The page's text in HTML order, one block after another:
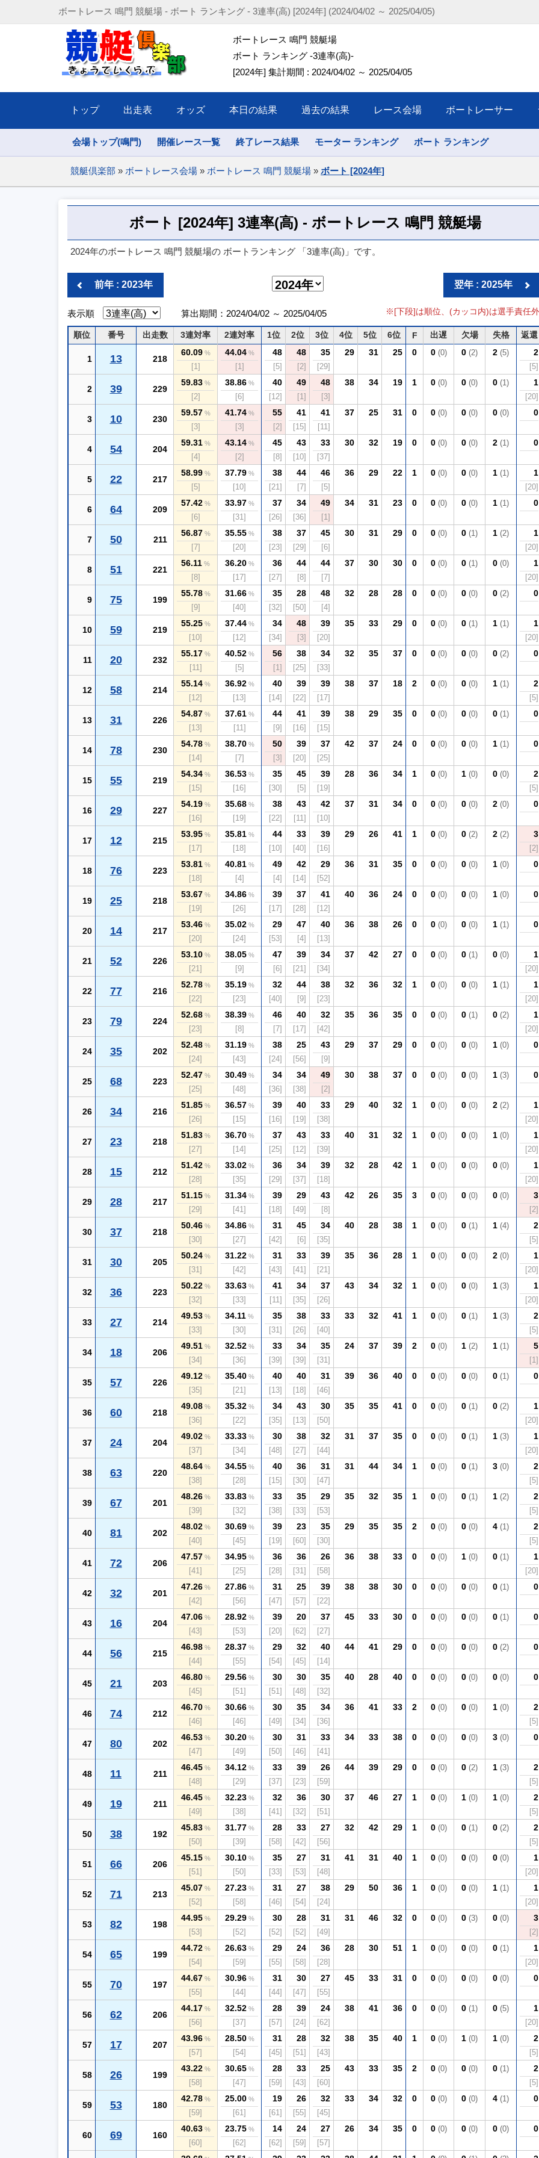
ボートレース 鳴門 競艇場 - ボート ランキング - 3連率(高) [2024年] (2024/04/02 ～ 2025/04/05)
ボートレース 鳴門 競艇場
ボート ランキング -3連率(高)-
[2024年] 集計期間 : 2024/04/02 ～ 2025/04/05
トップ 出走表 オッズ 本日の結果 過去の結果 レース会場 ボートレーサー
会場トップ(鳴門) 開催レース一覧 終了レース結果 モーター ランキング ボート ランキング
競艇倶楽部 » ボートレース会場 » ボートレース 鳴門 競艇場 » ボート [2024年]
ボート [2024年] 3連率(高) - ボートレース 鳴門 競艇場
2024年のボートレース 鳴門 競艇場の ボートランキング 「3連率(高)」です。
前年 : 2023年 翌年 : 2025年
表示順 算出期間：2024/04/02 ～ 2025/04/05 ※[下段]は順位、(カッコ内)は選手責任外
順位 番号 出走数 3連対率 2連対率 1位 2位 3位 4位 5位 6位 F 出遅 欠場 失格 返還
1 13 218
60.09%
[1]
44.04%
[1]
48
[5]
48
[2]
35
[29]
29 31 25 0 0(0) 0 (2) 2 (5) 2
[5]
2 39 229
59.83%
[2]
38.86%
[6]
40
[12]
49
[1]
48
[3]
38 34 19 1 0(0) 0 (0) 0 (1) 1
[20]
3 10 230
59.57%
[3]
41.74%
[3]
55
[2]
41
[15]
41
[11]
37 25 31 0 0(0) 0 (0) 0 (0) 0
4 54 204
59.31%
[4]
43.14%
[2]
45
[8]
43
[10]
33
[37]
30 32 19 0 0(0) 0 (0) 2 (1) 0
5 22 217
58.99%
[5]
37.79%
[10]
38
[21]
44
[7]
46
[5]
36 29 22 1 0(0) 0 (0) 1 (1) 1
[20]
6 64 209
57.42%
[6]
33.97%
[31]
37
[26]
34
[36]
49
[1]
34 31 23 0 0(0) 0 (0) 1 (1) 0
7 50 211
56.87%
[7]
35.55%
[20]
38
[23]
37
[29]
45
[6]
30 31 29 0 0(0) 0 (1) 1 (2) 1
[20]
8 51 221
56.11 %
[8]
36.20%
[17]
36
[27]
44
[8]
44
[7]
37 30 30 0 0(0) 0 (1) 0 (0) 1
[20]
9 75 199
55.78%
[9]
31.66%
[40]
35
[32]
28
[50]
48
[4]
32 28 28 0 0(0) 0 (0) 0 (2) 0
10 59 219
55.25%
[10]
37.44%
[12]
34
[34]
48
[3]
39
[20]
35 33 29 0 0(0) 0 (1) 1 (1) 1
[20]
11 20 232
55.17%
[11]
40.52%
[5]
56
[1]
38
[25]
34
[33]
32 35 37 0 0(0) 0 (0) 0 (2) 0
12 58 214
55.14%
[12]
36.92%
[13]
40
[14]
39
[22]
39
[17]
38 37 18 2 0(0) 0 (0) 1 (1) 2
[5]
13 31 226
54.87%
[13]
37.61%
[11]
44
[9]
41
[16]
39
[15]
38 29 35 0 0(0) 0 (0) 0 (1) 0
14 78 230
54.78%
[14]
38.70%
[7]
50
[3]
39
[20]
37
[25]
42 37 24 0 0(0) 0 (0) 1 (1) 0
15 55 219
54.34%
[15]
36.53%
[16]
35
[30]
45
[5]
39
[19]
28 36 34 1 0(0) 1 (0) 0 (0) 2
[5]
16 29 227
54.19%
[16]
35.68%
[19]
38
[22]
43
[11]
42
[10]
37 31 34 0 0(0) 0 (0) 2 (0) 0
17 12 215
53.95%
[17]
35.81%
[18]
44
[10]
33
[40]
39
[16]
29 26 41 1 0(0) 0 (2) 2 (2) 3
[2]
18 76 223
53.81%
[18]
40.81%
[4]
49
[4]
42
[14]
29
[52]
36 31 35 0 0(0) 0 (0) 1 (0) 0
19 25 218
53.67%
[19]
34.86%
[26]
39
[17]
37
[28]
41
[12]
40 36 24 0 0(0) 0 (0) 1 (0) 0
20 14 217
53.46%
[20]
35.02%
[24]
29
[53]
47
[4]
40
[13]
36 38 26 0 0(0) 0 (0) 1 (1) 0
21 52 226
53.10%
[21]
38.05%
[9]
47
[6]
39
[21]
34
[34]
37 42 27 0 0(0) 0 (1) 0 (0) 1
[20]
22 77 216
52.78%
[22]
35.19%
[23]
32
[40]
44
[9]
38
[23]
32 36 32 1 0(0) 0 (0) 1 (1) 1
[20]
23 79 224
52.68%
[23]
38.39%
[8]
46
[7]
40
[17]
32
[42]
35 36 35 0 0(0) 0 (1) 0 (2) 1
[20]
24 35 202
52.48%
[24]
31.19%
[43]
38
[24]
25
[56]
43
[9]
29 37 29 0 0(0) 0 (0) 1 (0) 0
25 68 223
52.47%
[25]
30.49%
[48]
34
[36]
34
[38]
49
[2]
30 38 37 0 0(0) 0 (0) 1 (3) 0
26 34 216
51.85%
[26]
36.57%
[15]
39
[16]
40
[19]
33
[38]
29 40 32 1 0(0) 0 (0) 2 (2) 1
[20]
27 23 218
51.83%
[27]
36.70%
[14]
37
[25]
43
[12]
33
[39]
40 31 32 1 0(0) 0 (0) 1 (0) 1
[20]
28 15 212
51.42%
[28]
33.02%
[35]
36
[29]
34
[37]
39
[18]
32 28 42 1 0(0) 0 (0) 0 (0) 1
[20]
29 28 217
51.15%
[29]
31.34%
[41]
39
[18]
29
[49]
43
[8]
42 26 35 3 0(0) 0 (0) 0 (0) 3
[2]
30 37 218
50.46%
[30]
34.86%
[27]
31
[42]
45
[6]
34
[35]
40 28 38 1 0(0) 0 (1) 1 (4) 2
[5]
31 30 205
50.24%
[31]
31.22%
[42]
31
[43]
33
[41]
39
[21]
35 36 28 1 0(0) 0 (0) 2 (0) 1
[20]
32 36 223
50.22%
[32]
33.63%
[33]
41
[11]
34
[35]
37
[26]
43 34 32 1 0(0) 0 (0) 1 (3) 1
[20]
33 27 214
49.53%
[33]
34.11 %
[30]
35
[31]
38
[26]
33
[40]
33 32 41 1 0(0) 0 (1) 1 (3) 2
[5]
34 18 206
49.51%
[34]
32.52%
[36]
33
[39]
34
[39]
35
[31]
24 37 39 2 0(0) 1 (2) 1 (1) 5
[1]
35 57 226
49.12%
[35]
35.40%
[21]
40
[13]
40
[18]
31
[46]
39 36 40 0 0(0) 0 (0) 0 (1) 0
36 60 218
49.08%
[36]
35.32%
[22]
34
[35]
43
[13]
30
[50]
35 35 41 0 0(0) 0 (1) 0 (2) 1
[20]
37 24 204
49.02%
[37]
33.33%
[34]
30
[48]
38
[27]
32
[44]
31 37 35 0 0(0) 0 (1) 1 (3) 1
[20]
38 63 220
48.64%
[38]
34.55%
[28]
40
[15]
36
[30]
31
[47]
31 44 34 1 0(0) 0 (1) 3 (0) 2
[5]
39 67 201
48.26%
[39]
33.83%
[32]
33
[38]
35
[33]
29
[53]
35 32 35 1 0(0) 0 (1) 1 (2) 2
[5]
40 81 202
48.02%
[40]
30.69%
[45]
39
[19]
23
[60]
35
[30]
29 35 35 2 0(0) 0 (0) 4 (1) 2
[5]
41 72 206
47.57%
[41]
34.95%
[25]
36
[28]
36
[31]
26
[58]
36 38 33 0 0(0) 1 (0) 0 (1) 1
[20]
42 32 201
47.26%
[42]
27.86%
[56]
31
[47]
25
[57]
39
[22]
38 38 30 0 0(0) 0 (0) 0 (1) 0
43 16 204
47.06%
[43]
28.92%
[53]
39
[20]
20
[62]
37
[27]
45 33 30 0 0(0) 0 (0) 0 (1) 0
44 56 215
46.98%
[44]
28.37%
[55]
29
[54]
32
[45]
40
[14]
44 41 29 0 0(0) 0 (0) 0 (2) 0
45 21 203
46.80%
[45]
29.56%
[51]
30
[51]
30
[48]
35
[32]
40 28 40 0 0(0) 0 (0) 0 (0) 0
46 74 212
46.70%
[46]
30.66%
[46]
30
[49]
35
[34]
34
[36]
36 41 33 2 0(0) 0 (0) 1 (0) 2
[5]
47 80 202
46.53%
[47]
30.20%
[49]
30
[50]
31
[46]
33
[41]
34 33 38 0 0(0) 0 (0) 3 (0) 0
48 11 211
46.45%
[48]
34.12%
[29]
33
[37]
39
[23]
26
[59]
44 39 29 0 0(0) 0 (2) 1 (3) 2
[5]
49 19 211
46.45%
[49]
32.23%
[38]
32
[41]
36
[32]
30
[51]
37 46 27 1 0(0) 1 (0) 1 (0) 2
[5]
50 38 192
45.83%
[50]
31.77%
[39]
28
[58]
33
[42]
27
[56]
32 42 29 1 0(0) 0 (1) 0 (2) 2
[5]
51 66 206
45.15%
[51]
30.10%
[50]
35
[33]
27
[53]
31
[48]
41 31 40 1 0(0) 0 (0) 0 (0) 1
[20]
52 71 213
45.07%
[52]
27.23%
[58]
31
[46]
27
[54]
38
[24]
29 50 36 1 0(0) 0 (0) 1 (1) 1
[20]
53 82 198
44.95%
[53]
29.29%
[52]
30
[52]
28
[52]
31
[49]
31 46 32 0 0(0) 0 (3) 0 (0) 3
[2]
54 65 199
44.72%
[54]
26.63%
[59]
29
[55]
24
[58]
36
[28]
28 30 51 1 0(0) 0 (0) 0 (1) 1
[20]
55 70 197
44.67%
[55]
30.96%
[44]
31
[44]
30
[47]
27
[55]
45 33 31 0 0(0) 0 (0) 0 (0) 0
56 62 206
44.17%
[56]
32.52%
[37]
28
[57]
39
[24]
24
[62]
38 41 36 0 0(0) 0 (1) 0 (5) 1
[20]
57 17 207
43.96%
[57]
28.50%
[54]
31
[45]
28
[51]
32
[43]
38 35 40 1 0(0) 1 (0) 1 (0) 2
[5]
58 26 199
43.22%
[58]
30.65%
[47]
28
[59]
33
[43]
25
[60]
43 33 35 2 0(0) 0 (0) 0 (1) 2
[5]
59 53 180
42.78%
[59]
25.00%
[61]
19
[61]
26
[55]
32
[45]
33 34 32 0 0(0) 0 (0) 4 (1) 0
60 69 160
40.63%
[60]
23.75%
[62]
14
[62]
24
[59]
27
[57]
26 34 35 0 0(0) 0 (0) 0 (0) 0